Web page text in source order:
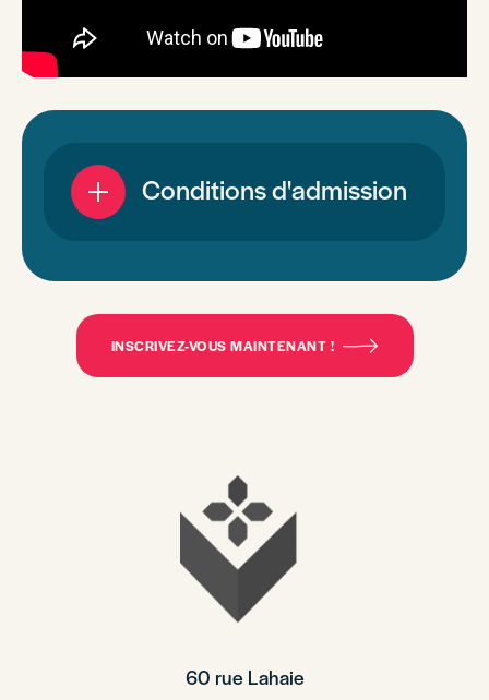
Conditions d'admission
INSCRIVEZ-VOUS MAINTENANT !
60 rue Lahaie